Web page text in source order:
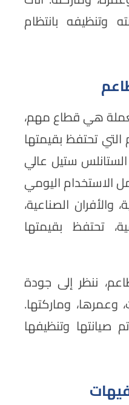
وتنظيفه بانتظام
هي قطاع مهم،
تحتفظ بقيمتها
ستيل عالي
الاستخدام اليومي
والأفران الصناعية،
تحتفظ بقيمتها
ننظر إلى جودة
وعمرها، وماركتها.
صيانتها وتنظيفها